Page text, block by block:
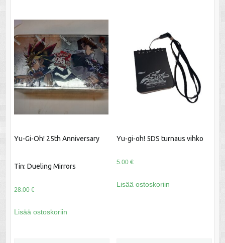
Yu-Gi-Oh! 25th Anniversary
Tin: Dueling Mirrors
28.00 €
Lisää ostoskoriin
Yu-gi-oh! 5DS turnaus vihko
5.00 €
Lisää ostoskoriin